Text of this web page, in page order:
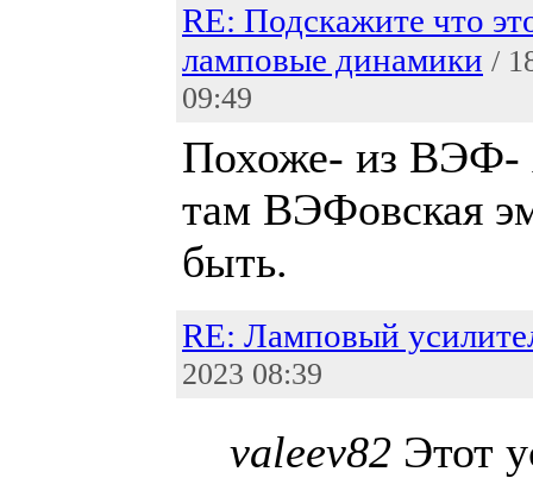
RE: Подскажите что
ламповые динамики /
09:49
Похоже- из ВЭФ-
там ВЭФовская
быть.
RE: Ламповый
2023 08:39
valeev82 Этот